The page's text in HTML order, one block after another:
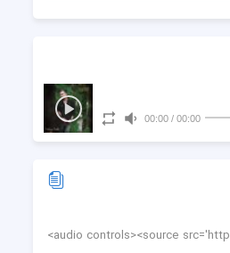
الان رد شدم  فهمیدم چ بد ضربه خوردم
00:00
/
00:00